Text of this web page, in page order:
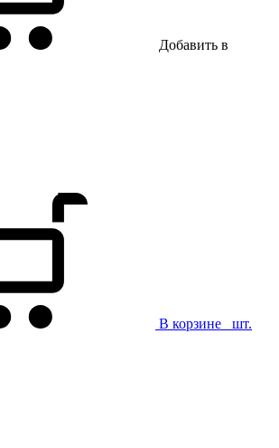
Добавить в
В корзине шт.